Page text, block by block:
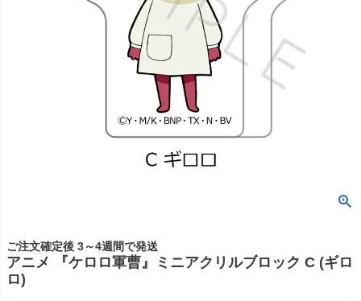
ご注文確定後 3～4週間で発送
アニメ 『ケロロ軍曹』ミニアクリルブロック C (ギロ
ロ)